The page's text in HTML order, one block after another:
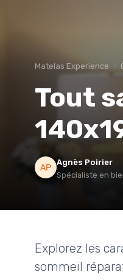
Matelas Experience
Tout
Agnès Poirier
Spécialiste en
Explorez les
sommeil